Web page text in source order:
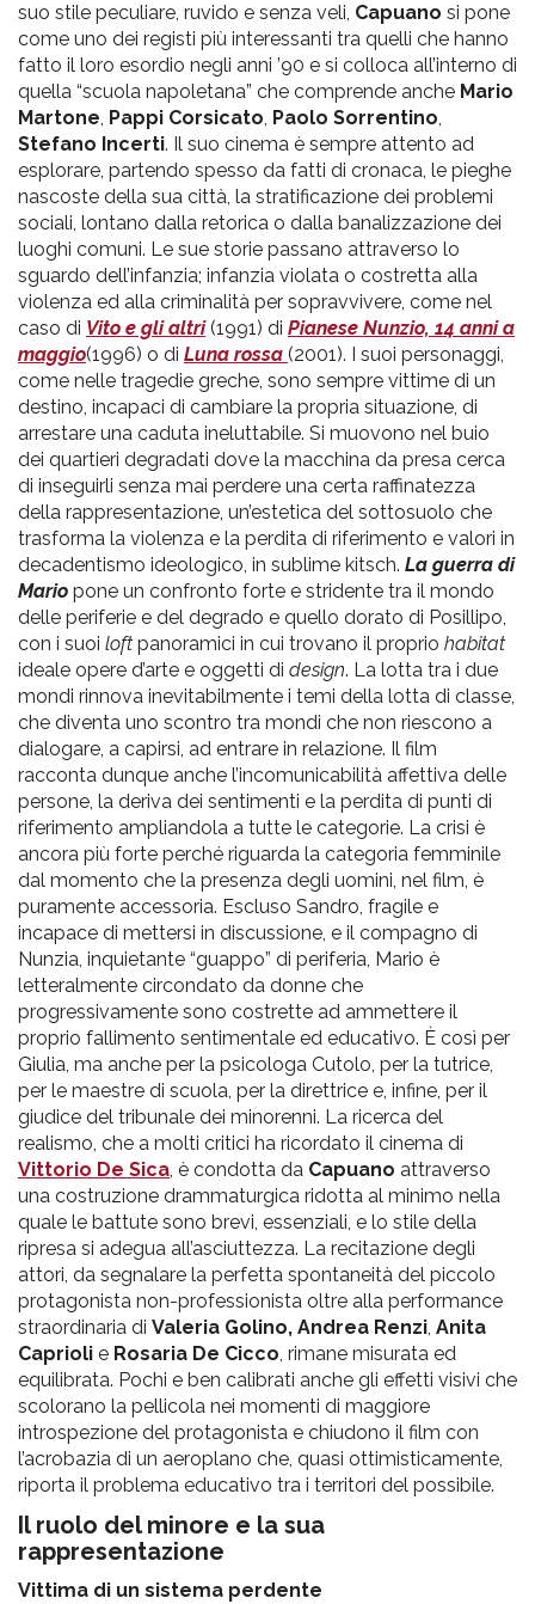
suo stile peculiare, ruvido e senza veli, Capuano si pone
come uno dei registi più interessanti tra quelli che hanno
fatto il loro esordio negli anni ’90 e si colloca all’interno di
quella “scuola napoletana” che comprende anche Mario
Martone, Pappi Corsicato, Paolo Sorrentino,
Stefano Incerti. Il suo cinema è sempre attento ad
esplorare, partendo spesso da fatti di cronaca, le pieghe
nascoste della sua città, la stratificazione dei problemi
sociali, lontano dalla retorica o dalla banalizzazione dei
luoghi comuni. Le sue storie passano attraverso lo
sguardo dell’infanzia; infanzia violata o costretta alla
violenza ed alla criminalità per sopravvivere, come nel
caso di Vito e gli altri (1991) di Pianese Nunzio, 14 anni a
maggio(1996) o di Luna rossa (2001). I suoi personaggi,
come nelle tragedie greche, sono sempre vittime di un
destino, incapaci di cambiare la propria situazione, di
arrestare una caduta ineluttabile. Si muovono nel buio
dei quartieri degradati dove la macchina da presa cerca
di inseguirli senza mai perdere una certa raffinatezza
della rappresentazione, un’estetica del sottosuolo che
trasforma la violenza e la perdita di riferimento e valori in
decadentismo ideologico, in sublime kitsch. La guerra di
Mario pone un confronto forte e stridente tra il mondo
delle periferie e del degrado e quello dorato di Posillipo,
con i suoi loft panoramici in cui trovano il proprio habitat
ideale opere d’arte e oggetti di design. La lotta tra i due
mondi rinnova inevitabilmente i temi della lotta di classe,
che diventa uno scontro tra mondi che non riescono a
dialogare, a capirsi, ad entrare in relazione. Il film
racconta dunque anche l’incomunicabilità affettiva delle
persone, la deriva dei sentimenti e la perdita di punti di
riferimento ampliandola a tutte le categorie. La crisi è
ancora più forte perché riguarda la categoria femminile
dal momento che la presenza degli uomini, nel film, è
puramente accessoria. Escluso Sandro, fragile e
incapace di mettersi in discussione, e il compagno di
Nunzia, inquietante “guappo” di periferia, Mario è
letteralmente circondato da donne che
progressivamente sono costrette ad ammettere il
proprio fallimento sentimentale ed educativo. È così per
Giulia, ma anche per la psicologa Cutolo, per la tutrice,
per le maestre di scuola, per la direttrice e, infine, per il
giudice del tribunale dei minorenni. La ricerca del
realismo, che a molti critici ha ricordato il cinema di
Vittorio De Sica, è condotta da Capuano attraverso
una costruzione drammaturgica ridotta al minimo nella
quale le battute sono brevi, essenziali, e lo stile della
ripresa si adegua all’asciuttezza. La recitazione degli
attori, da segnalare la perfetta spontaneità del piccolo
protagonista non-professionista oltre alla performance
straordinaria di Valeria Golino, Andrea Renzi, Anita
Caprioli e Rosaria De Cicco, rimane misurata ed
equilibrata. Pochi e ben calibrati anche gli effetti visivi che
scolorano la pellicola nei momenti di maggiore
introspezione del protagonista e chiudono il film con
l’acrobazia di un aeroplano che, quasi ottimisticamente,
riporta il problema educativo tra i territori del possibile.
Il ruolo del minore e la sua
rappresentazione
Vittima di un sistema perdente